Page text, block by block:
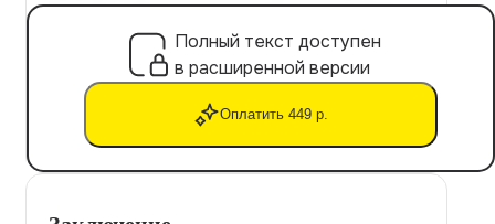
Полный текст доступен
в расширенной версии
Оплатить 449 р.